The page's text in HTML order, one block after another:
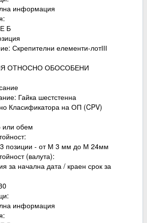
информация
Б
Скрепителни елементи-лотІІІ
ОТНОСНО ОБОСОБЕНИ
Гайка шестстенна
Класификатора на ОП (CPV)
или обем
позиции - от М 3 мм до М 24мм
(валута):
за начална дата / краен срок за
информация